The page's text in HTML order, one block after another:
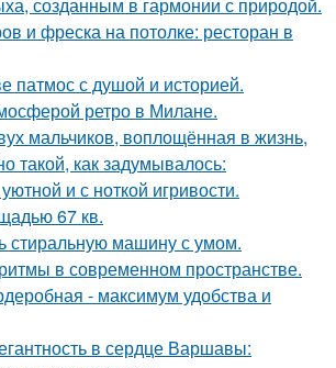
и фреска на потолке: ресторан в
патмос с душой и историей.
ретро в Милане.
мальчиков, воплощённая в жизнь,
такой, как задумывалось:
и с ноткой игривости.
67 кв.
стиральную машину с умом.
в современном пространстве.
- максимум удобства и
в сердце Варшавы: